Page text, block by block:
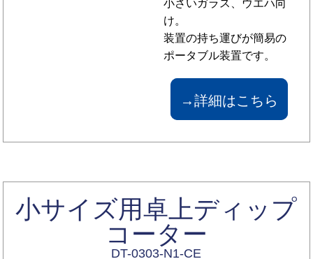
小さいガラス、ウエハ向
け。
装置の持ち運びが簡易の
ポータブル装置です。
→詳細はこちら
小サイズ用卓上ディップ
コーター
DT-0303-N1-CE